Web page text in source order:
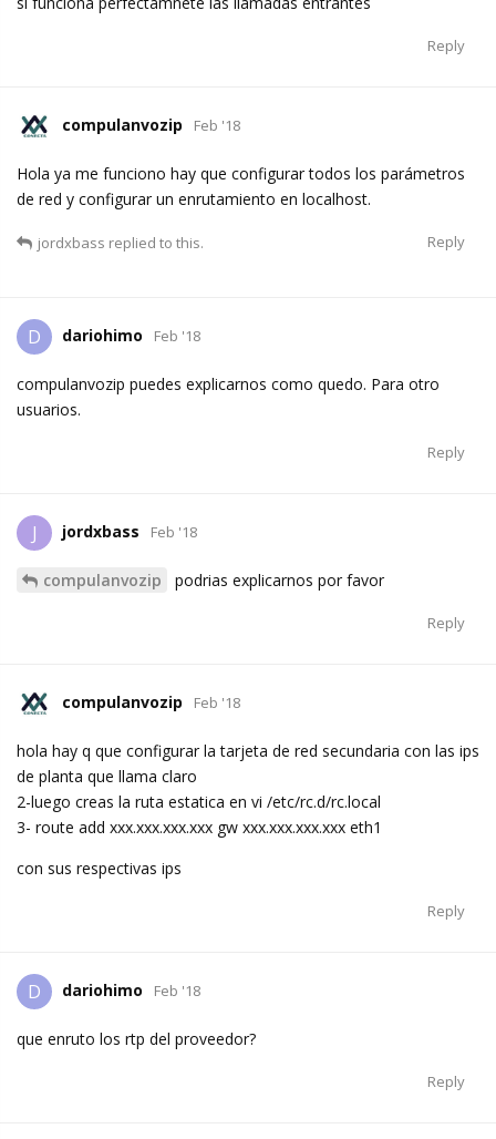
Reply
compulanvozip Feb '18
Hola ya me funciono hay que configurar todos los parámetros
de red y configurar un enrutamiento en localhost.
Reply
jordxbass replied to this.
D dariohimo Feb '18
compulanvozip puedes explicarnos como quedo. Para otro
usuarios.
Reply
J jordxbass Feb '18
compulanvozip podrias explicarnos por favor
Reply
compulanvozip Feb '18
hola hay q que configurar la tarjeta de red secundaria con las ips
de planta que llama claro
2-luego creas la ruta estatica en vi /etc/rc.d/rc.local
3- route add xxx.xxx.xxx.xxx gw xxx.xxx.xxx.xxx eth1
con sus respectivas ips
Reply
D dariohimo Feb '18
que enruto los rtp del proveedor?
Reply